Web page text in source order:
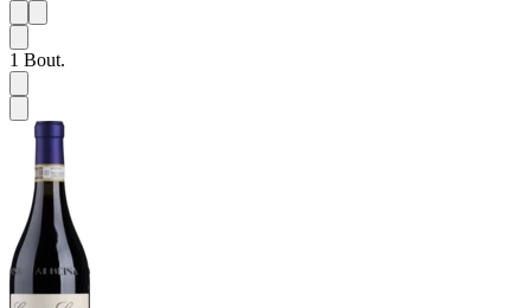
1
1 Bout.